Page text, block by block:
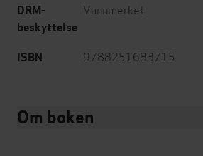
DRM-
beskyttelse
Vannmerket
ISBN 9788251683715
Om boken